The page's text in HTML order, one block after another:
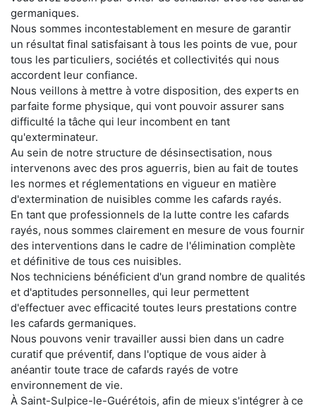
germaniques.
Nous sommes incontestablement en mesure de garantir
un résultat final satisfaisant à tous les points de vue, pour
tous les particuliers, sociétés et collectivités qui nous
accordent leur confiance.
Nous veillons à mettre à votre disposition, des experts en
parfaite forme physique, qui vont pouvoir assurer sans
difficulté la tâche qui leur incombent en tant
qu'exterminateur.
Au sein de notre structure de désinsectisation, nous
intervenons avec des pros aguerris, bien au fait de toutes
les normes et réglementations en vigueur en matière
d'extermination de nuisibles comme les cafards rayés.
En tant que professionnels de la lutte contre les cafards
rayés, nous sommes clairement en mesure de vous fournir
des interventions dans le cadre de l'élimination complète
et définitive de tous ces nuisibles.
Nos techniciens bénéficient d'un grand nombre de qualités
et d'aptitudes personnelles, qui leur permettent
d'effectuer avec efficacité toutes leurs prestations contre
les cafards germaniques.
Nous pouvons venir travailler aussi bien dans un cadre
curatif que préventif, dans l'optique de vous aider à
anéantir toute trace de cafards rayés de votre
environnement de vie.
À Saint-Sulpice-le-Guérétois, afin de mieux s'intégrer à ce